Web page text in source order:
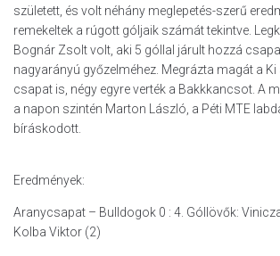
született, és volt néhány meglepetés-szerű
remekeltek a rúgott góljaik számát tekintve.
Bognár Zsolt volt, aki 5 góllal járult hozzá
nagyarányú győzelméhez. Megrázta magát a Ki
csapat is, négy egyre verték a Bakkkancsot. A
a napon szintén Marton László, a Péti MTE
bíráskodott.
Eredmények:
Aranycsapat – Bulldogok 0 : 4. Góllövők:
Kolba Viktor (2)